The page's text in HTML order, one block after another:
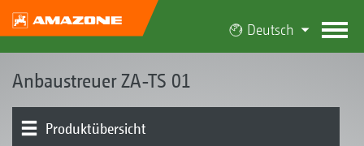
Deutsch
Anbaustreuer ZA-TS 01
Produktübersicht